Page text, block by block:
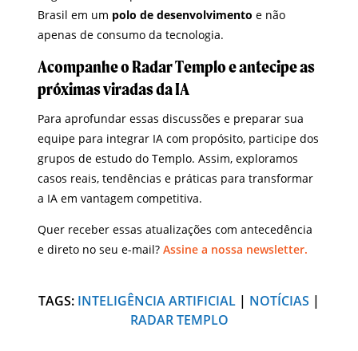
Brasil em um polo de desenvolvimento e não
apenas de consumo da tecnologia.
Acompanhe o Radar Templo e antecipe as
próximas viradas da IA
Para aprofundar essas discussões e preparar sua
equipe para integrar IA com propósito, participe dos
grupos de estudo do Templo. Assim, exploramos
casos reais, tendências e práticas para transformar
a IA em vantagem competitiva.
Quer receber essas atualizações com antecedência
e direto no seu e-mail?Assine a nossa newsletter.
TAGS: INTELIGÊNCIA ARTIFICIAL | NOTÍCIAS |
RADAR TEMPLO